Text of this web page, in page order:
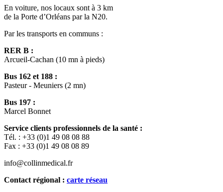
En voiture, nos locaux sont à 3 km
de la Porte d’Orléans par la N20.
Par les transports en communs :
RER B :
Arcueil-Cachan (10 mn à pieds)
Bus 162 et 188 :
Pasteur - Meuniers (2 mn)
Bus 197 :
Marcel Bonnet
Service clients professionnels de la santé :
Tél. : +33 (0)1 49 08 08 88
Fax : +33 (0)1 49 08 08 89
info@collinmedical.fr
Contact régional : carte réseau